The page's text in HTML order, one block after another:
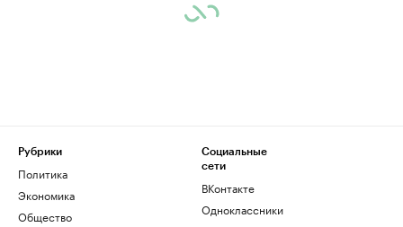
Рубрики
Политика
Экономика
Общество
Социальные
сети
ВКонтакте
Одноклассники